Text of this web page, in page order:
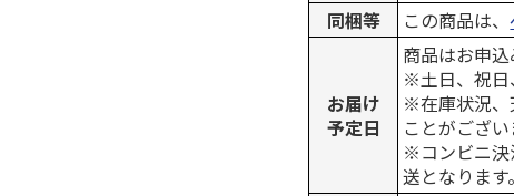
同梱等
この商品は、
お届け
予定日
商品はお申
※土日、祝日
※在庫状況、
ことがござ
※コンビニ決
送となります。